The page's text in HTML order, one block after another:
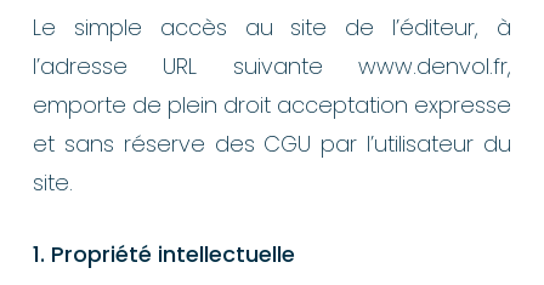
Le simple accès au site de l’éditeur, à
l’adresse URL suivante www.denvol.fr,
emporte de plein droit acceptation expresse
et sans réserve des CGU par l’utilisateur du
site.
1. Propriété intellectuelle